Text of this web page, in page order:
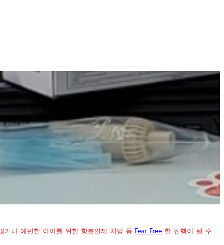
거나 예민한 아이를 위한 항불안제 처방 등 Fear Free 한 진행이 될 수